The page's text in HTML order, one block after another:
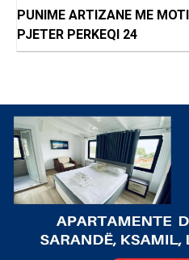
PUNIME ARTIZANE ME
PJETER PERKEQI 24